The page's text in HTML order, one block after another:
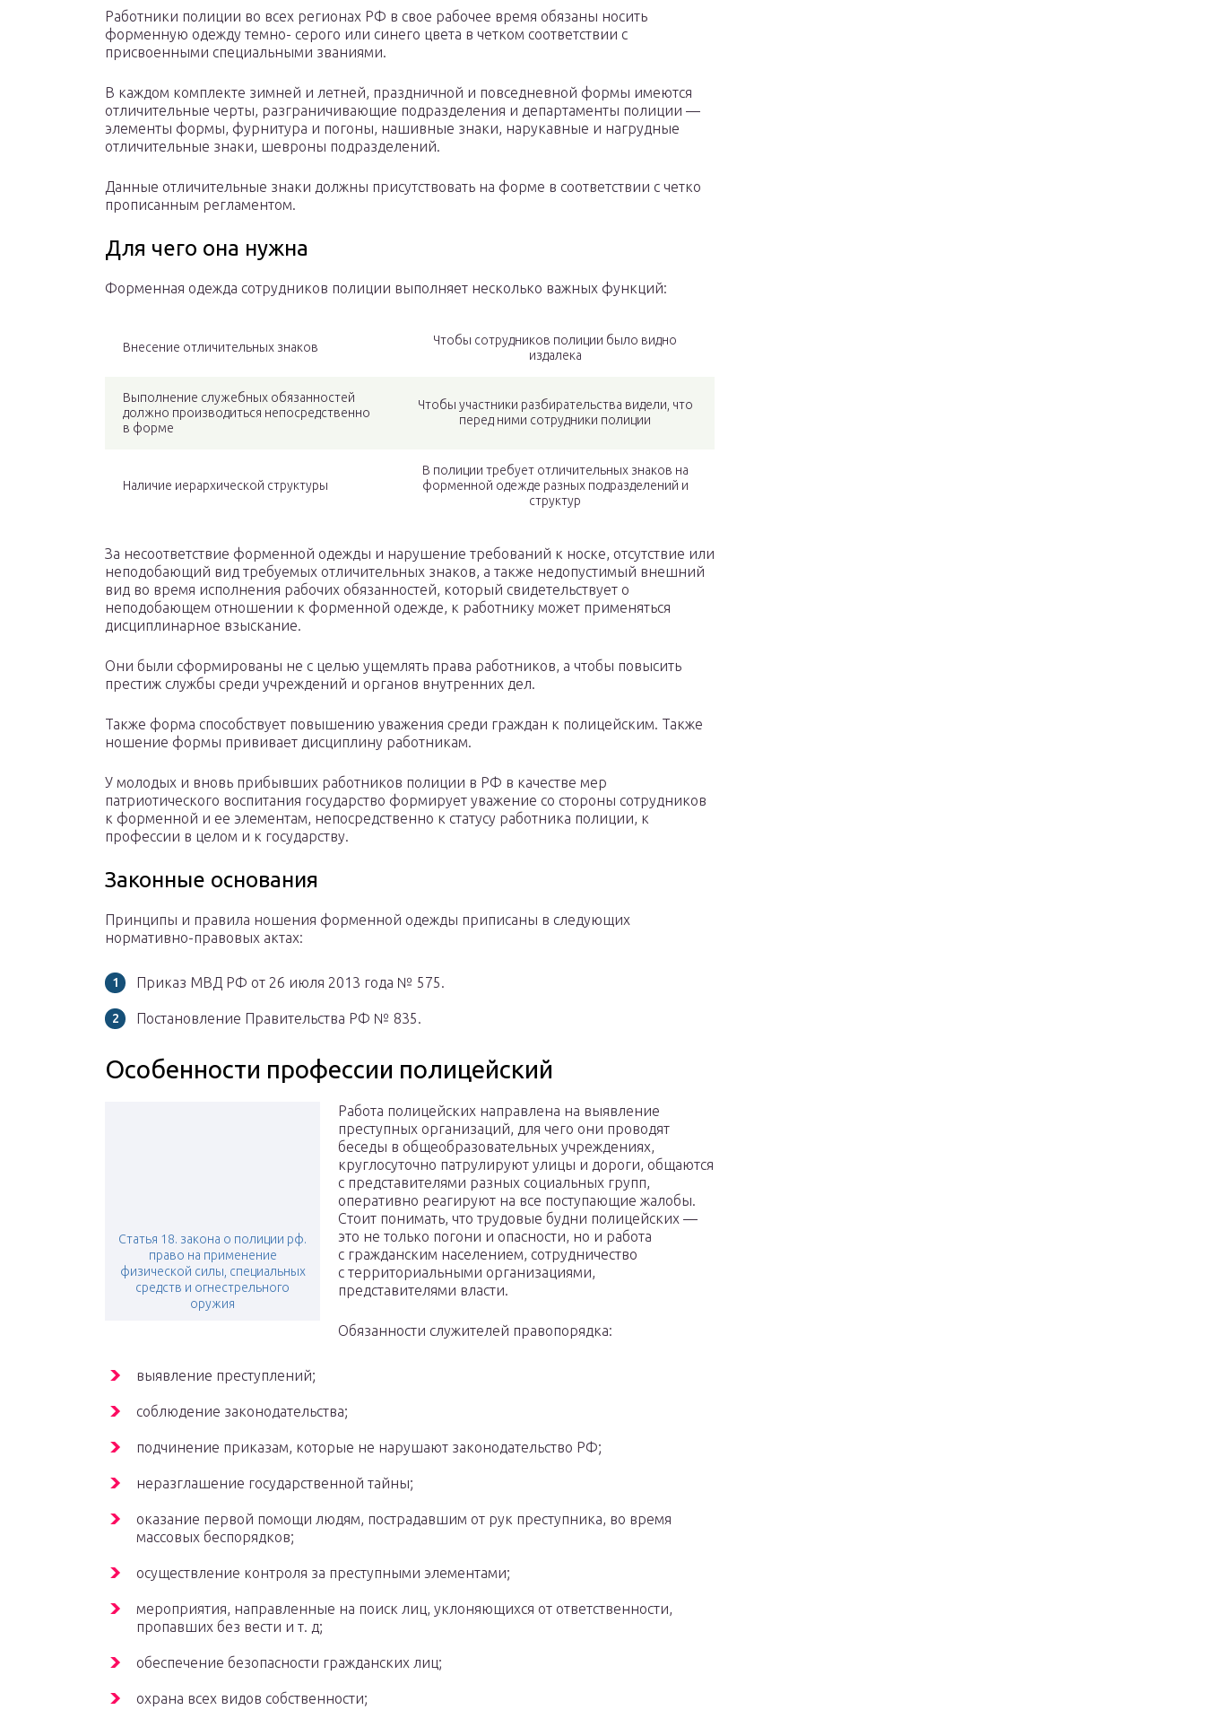
Работники полиции во всех регионах РФ в свое рабочее время обязаны носить
форменную одежду темно- серого или синего цвета в четком соответствии с
присвоенными специальными званиями.
В каждом комплекте зимней и летней, праздничной и повседневной формы имеются
отличительные черты, разграничивающие подразделения и департаменты полиции —
элементы формы, фурнитура и погоны, нашивные знаки, нарукавные и нагрудные
отличительные знаки, шевроны подразделений.
Данные отличительные знаки должны присутствовать на форме в соответствии с четко
прописанным регламентом.
Для чего она нужна
Форменная одежда сотрудников полиции выполняет несколько важных функций:
Внесение отличительных знаков
Чтобы сотрудников полиции было видно
издалека
Выполнение служебных обязанностей
должно производиться непосредственно
в форме
Чтобы участники разбирательства видели, что
перед ними сотрудники полиции
Наличие иерархической структуры
В полиции требует отличительных знаков на
форменной одежде разных подразделений и
структур
За несоответствие форменной одежды и нарушение требований к носке, отсутствие или
неподобающий вид требуемых отличительных знаков, а также недопустимый внешний
вид во время исполнения рабочих обязанностей, который свидетельствует о
неподобающем отношении к форменной одежде, к работнику может применяться
дисциплинарное взыскание.
Они были сформированы не с целью ущемлять права работников, а чтобы повысить
престиж службы среди учреждений и органов внутренних дел.
Также форма способствует повышению уважения среди граждан к полицейским. Также
ношение формы прививает дисциплину работникам.
У молодых и вновь прибывших работников полиции в РФ в качестве мер
патриотического воспитания государство формирует уважение со стороны сотрудников
к форменной и ее элементам, непосредственно к статусу работника полиции, к
профессии в целом и к государству.
Законные основания
Принципы и правила ношения форменной одежды приписаны в следующих
нормативно-правовых актах:
Приказ МВД РФ от 26 июля 2013 гoдa № 575.
Постановление Правительства РФ № 835.
Особенности профессии полицейский
Статья 18. закона о полиции рф.
право на применение
физической силы, специальных
средств и огнестрельного
оружия
Работа полицейских направлена на выявление
преступных организаций, для чего они проводят
беседы в общеобразовательных учреждениях,
круглосуточно патрулируют улицы и дороги, общаются
с представителями разных социальных групп,
оперативно реагируют на все поступающие жалобы.
Стоит понимать, что трудовые будни полицейских —
это не только погони и опасности, но и работа
с гражданским населением, сотрудничество
с территориальными организациями,
представителями власти.
Обязанности служителей правопорядка:
выявление преступлений;
соблюдение законодательства;
подчинение приказам, которые не нарушают законодательство РФ;
неразглашение государственной тайны;
оказание первой помощи людям, пострадавшим от рук преступника, во время
массовых беспорядков;
осуществление контроля за преступными элементами;
мероприятия, направленные на поиск лиц, уклоняющихся от ответственности,
пропавших без вести и т. д;
обеспечение безопасности гражданских лиц;
охрана всех видов собственности;